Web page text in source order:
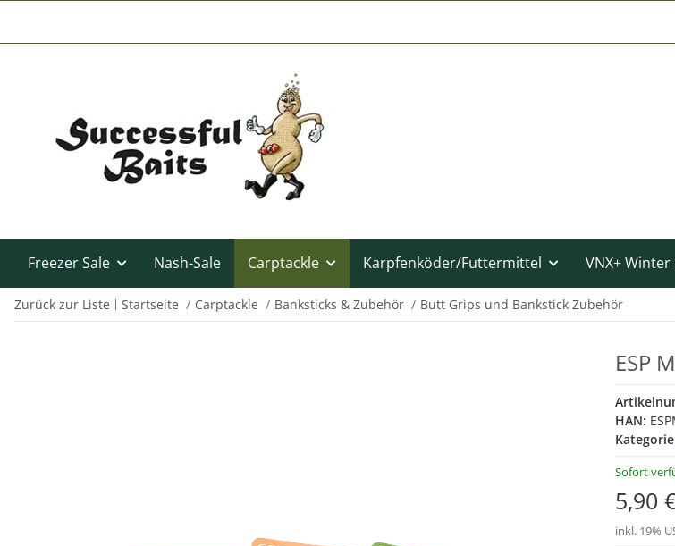
Freezer Sale Nash-Sale Carptackle Karpfenköder/Futtermittel VNX+
Zurück zur Liste Startseite Carptackle Banksticks & Zubehör Butt Grips und Bankstick Zubehör
ESP
HAN:
Sofort
5,90
inkl. 19%